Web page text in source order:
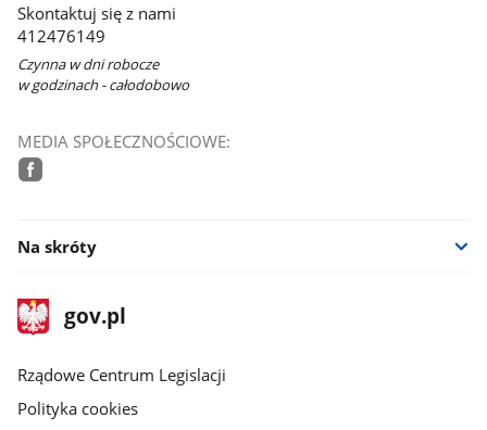
Skontaktuj się z nami
412476149
Czynna w dni robocze
w godzinach - całodobowo
MEDIA SPOŁECZNOŚCIOWE:
Na skróty
stopka
gov.plStrona
gov.pl
Rządowe Centrum Legislacji
Polityka cookies